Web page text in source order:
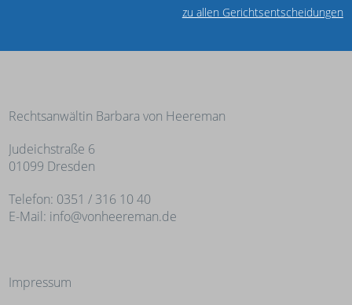
zu allen Gerichtsentscheidungen
Rechtsanwältin Barbara von Heereman
Judeichstraße 6
01099 Dresden
Telefon: 0351 / 316 10 40
E-Mail: info@vonheereman.de
Impressum